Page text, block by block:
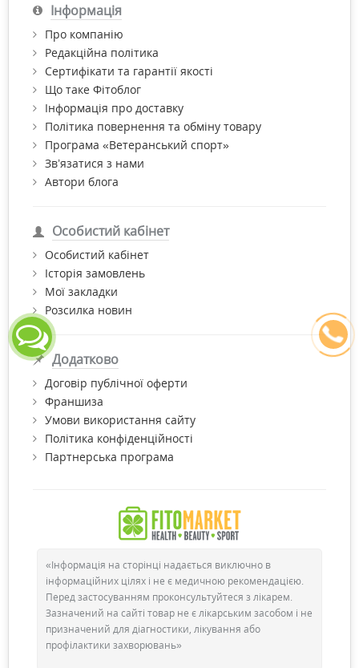
Інформація
Про компанію
Редакційна політика
Сертифікати та гарантії якості
Що таке Фітоблог
Інформація про доставку
Політика повернення та обміну товару
Програма «Ветеранський спорт»
Зв’язатися з нами
Автори блога
Особистий кабінет
Особистий кабінет
Історія замовлень
Мої закладки
Розсилка новин
Додатково
Договір публічної оферти
Франшиза
Умови використання сайту
Політика конфіденційності
Партнерська програма
«Інформація на сторінці надається виключно в
інформаційних цілях і не є медичною рекомендацією.
Перед застосуванням проконсультуйтеся з лікарем.
Зазначений на сайті товар не є лікарським засобом і не
призначений для діагностики, лікування або
профілактики захворювань»